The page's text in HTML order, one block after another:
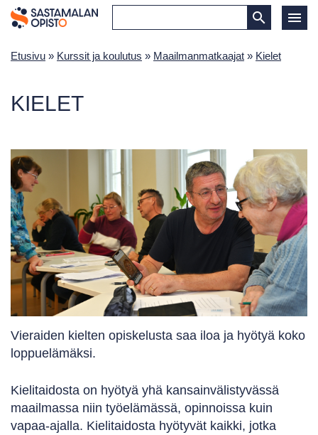
Etusivu » Kurssit ja koulutus » Maailmanmatkaajat » Kielet
KIELET
Vieraiden kielten opiskelusta saa iloa ja hyötyä koko
loppuelämäksi.
Kielitaidosta on hyötyä yhä kansainvälistyvässä
maailmassa niin työelämässä, opinnoissa kuin
vapaa-ajalla. Kielitaidosta hyötyvät kaikki, jotka